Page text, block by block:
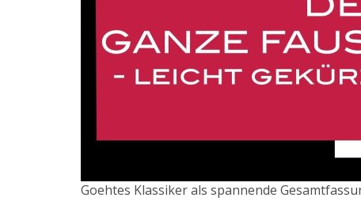
Goehtes Klassiker als spannende